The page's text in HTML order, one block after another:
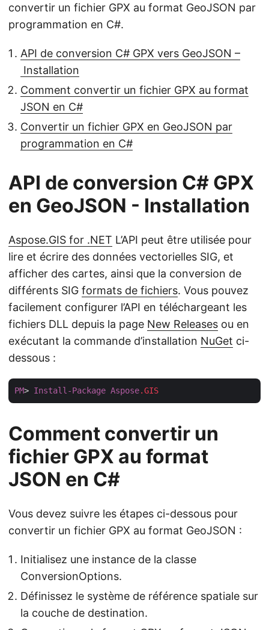
convertir un fichier GPX au format GeoJSON par
programmation en C#.
API de conversion C# GPX vers GeoJSON –
Installation
Comment convertir un fichier GPX au format
JSON en C#
Convertir un fichier GPX en GeoJSON par
programmation en C#
API de conversion C# GPX
en GeoJSON - Installation
Aspose.GIS for .NET L’API peut être utilisée pour
lire et écrire des données vectorielles SIG, et
afficher des cartes, ainsi que la conversion de
différents SIG formats de fichiers. Vous pouvez
facilement configurer l’API en téléchargeant les
fichiers DLL depuis la page New Releases ou en
exécutant la commande d’installation NuGet ci-
dessous :
PM> Install-Package Aspose.GIS
Comment convertir un
fichier GPX au format
JSON en C#
Vous devez suivre les étapes ci-dessous pour
convertir un fichier GPX au format GeoJSON :
Initialisez une instance de la classe
ConversionOptions.
Définissez le système de référence spatiale sur
la couche de destination.